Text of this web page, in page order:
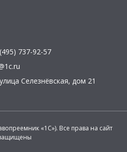
737-92-57
улица Селезнёвская, дом 21
«1С»). Все права на сайт